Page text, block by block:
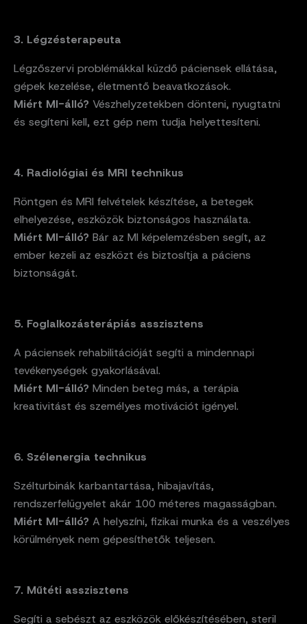
3. Légzésterapeuta
Légzőszervi problémákkal küzdő páciensek ellátása,
gépek kezelése, életmentő beavatkozások.
Miért MI-álló? Vészhelyzetekben dönteni, nyugtatni
és segíteni kell, ezt gép nem tudja helyettesíteni.
4. Radiológiai és MRI technikus
Röntgen és MRI felvételek készítése, a betegek
elhelyezése, eszközök biztonságos használata.
Miért MI-álló? Bár az MI képelemzésben segít, az
ember kezeli az eszközt és biztosítja a páciens
biztonságát.
5. Foglalkozásterápiás asszisztens
A páciensek rehabilitációját segíti a mindennapi
tevékenységek gyakorlásával.
Miért MI-álló? Minden beteg más, a terápia
kreativitást és személyes motivációt igényel.
6. Szélenergia technikus
Szélturbinák karbantartása, hibajavítás,
rendszerfelügyelet akár 100 méteres magasságban.
Miért MI-álló? A helyszíni, fizikai munka és a veszélyes
körülmények nem gépesíthetők teljesen.
7. Műtéti asszisztens
Segíti a sebészt az eszközök előkészítésében, steril